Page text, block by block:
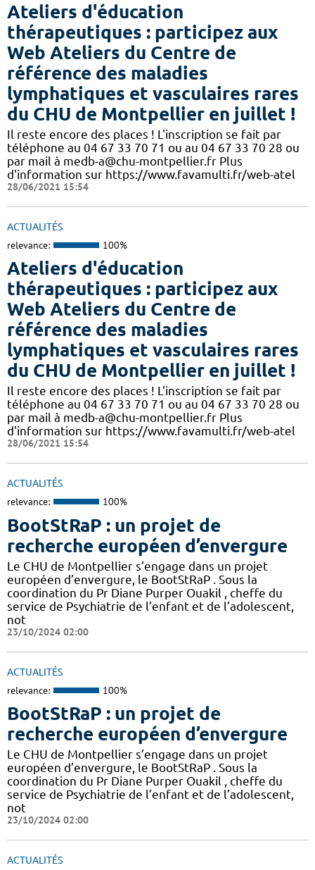
Ateliers d'éducation
thérapeutiques : participez aux
Web Ateliers du Centre de
référence des maladies
lymphatiques et vasculaires rares
du CHU de Montpellier en juillet !
Il reste encore des places ! L'inscription se fait par
téléphone au 04 67 33 70 71 ou au 04 67 33 70 28 ou
par mail à medb-a@chu-montpellier.fr Plus
d'information sur https://www.favamulti.fr/web-atel
28/06/2021 15:54
ACTUALITÉS
relevance: 100%
Ateliers d'éducation
thérapeutiques : participez aux
Web Ateliers du Centre de
référence des maladies
lymphatiques et vasculaires rares
du CHU de Montpellier en juillet !
Il reste encore des places ! L'inscription se fait par
téléphone au 04 67 33 70 71 ou au 04 67 33 70 28 ou
par mail à medb-a@chu-montpellier.fr Plus
d'information sur https://www.favamulti.fr/web-atel
28/06/2021 15:54
ACTUALITÉS
relevance: 100%
BootStRaP : un projet de
recherche européen d’envergure
Le CHU de Montpellier s’engage dans un projet
européen d’envergure, le BootStRaP . Sous la
coordination du Pr Diane Purper Ouakil , cheffe du
service de Psychiatrie de l’enfant et de l’adolescent,
not
23/10/2024 02:00
ACTUALITÉS
relevance: 100%
BootStRaP : un projet de
recherche européen d’envergure
Le CHU de Montpellier s’engage dans un projet
européen d’envergure, le BootStRaP . Sous la
coordination du Pr Diane Purper Ouakil , cheffe du
service de Psychiatrie de l’enfant et de l’adolescent,
not
23/10/2024 02:00
ACTUALITÉS